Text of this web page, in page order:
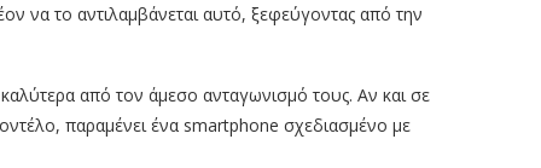
να το αντιλαμβάνεται αυτό, ξεφεύγοντας από την
από τον άμεσο ανταγωνισμό τους. Αν και σε
παραμένει ένα smartphone σχεδιασμένο με